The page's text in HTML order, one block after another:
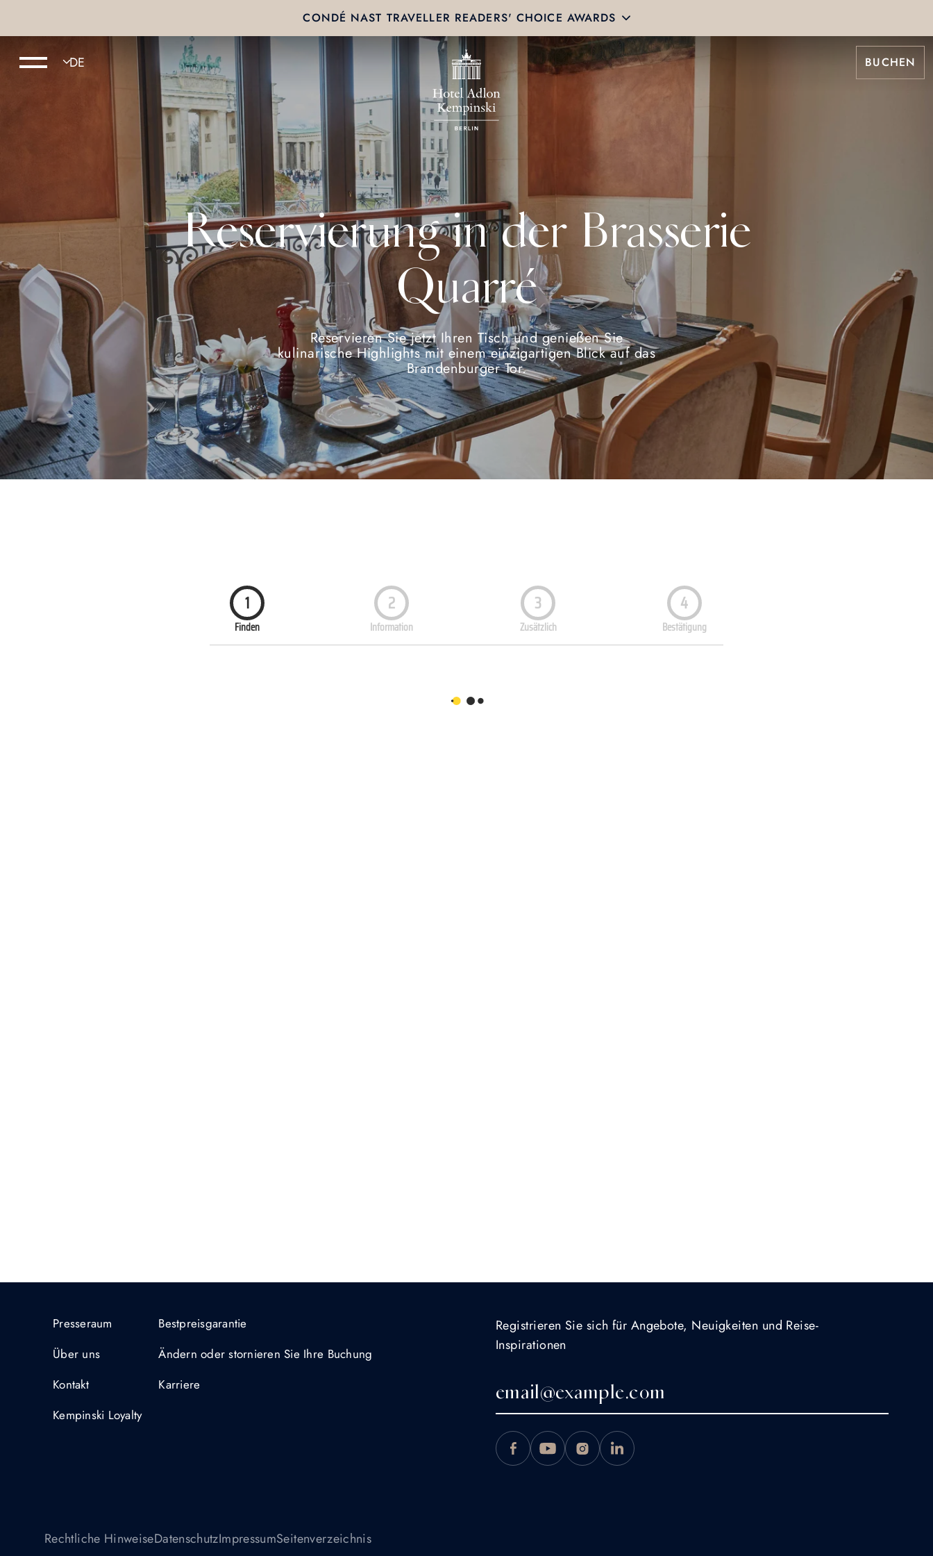
CONDÉ NAST TRAVELLER READERS' CHOICE AWARDS
BUCHEN
Reservierung in der Brasserie
Quarré
Reservieren Sie jetzt Ihren Tisch und genießen Sie
kulinarische Highlights mit einem einzigartigen Blick auf das
Brandenburger Tor.
Presseraum
Über uns
Kontakt
Kempinski Loyalty
Bestpreisgarantie
Ändern oder stornieren Sie Ihre Buchung
Karriere
Registrieren Sie sich für Angebote, Neuigkeiten und Reise-
Inspirationen
Rechtliche HinweiseDatenschutzImpressumSeitenverzeichnis